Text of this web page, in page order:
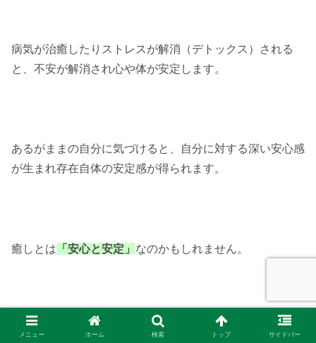
病気が治癒したりストレスが解消（デトックス）される
と、 不安が解消され心や体が安定します。
あるがままの自分に気づけると、自分に対する深い安心感
が生まれ存在自体の安定感が得られます。
癒しとは 「安心と安定」 なのかもしれません。
メニュー ホーム 検索 トップ サイドバー